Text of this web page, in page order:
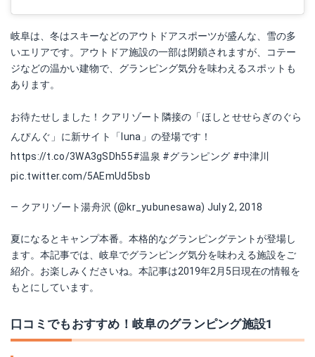
岐阜は、冬はスキーなどのアウトドアスポーツが盛んな、雪の多
いエリアです。アウトドア施設の一部は閉鎖されますが、コテー
ジなどの温かい建物で、グランピング気分を味わえるスポットも
あります。
お待たせしました！クアリゾート隣接の「ほしとせせらぎのぐら
んぴんぐ」に新サイト「luna」の登場です！
https://t.co/3WA3gSDh55#温泉 #グランピング #中津川
pic.twitter.com/5AEmUd5bsb
— クアリゾート湯舟沢 (@kr_yubunesawa) July 2, 2018
夏になるとキャンプ本番。本格的なグランピングテントが登場し
ます。本記事では、岐阜でグランピング気分を味わえる施設をご
紹介。お楽しみくださいね。本記事は2019年2月5日現在の情報を
もとにしています。
口コミでもおすすめ！岐阜のグランピング施設1